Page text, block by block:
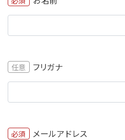
任意 フリガナ
必須 メールアドレス